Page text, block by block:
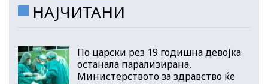
НАЈЧИТАНИ
По царски рез 19 годишна девојка
останала парализирана,
Министерството за здравство ќе